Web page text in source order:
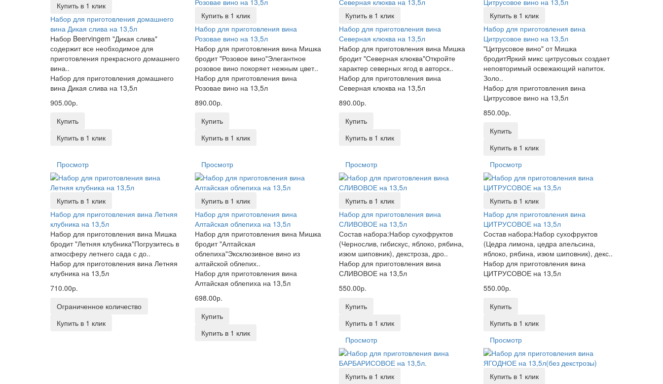
Купить в 1 клик
Набор для приготовления домашнего
вина Дикая слива на 13,5л
Набор Beervingem "Дикая слива"
содержит все необходимое для
приготовления прекрасного домашнего
вина..
Набор для приготовления домашнего
вина Дикая слива на 13,5л
905.00р.
Купить
Купить в 1 клик
Купить в 1 клик
Набор для приготовления вина
Розовае вино на 13,5л
Набор для приготовления вина Мишка
бродит "Розовое вино"Элегантное
розовое вино покоряет нежным цвет..
Набор для приготовления вина
Розовае вино на 13,5л
890.00р.
Купить
Купить в 1 клик
Купить в 1 клик
Набор для приготовления вина
Северная клюква на 13,5л
Набор для приготовления вина Мишка
бродит "Северная клюква"Откройте
характер северных ягод в авторск..
Набор для приготовления вина
Северная клюква на 13,5л
890.00р.
Купить
Купить в 1 клик
Купить в 1 клик
Набор для приготовления вина
Цитрусовое вино на 13,5л
"Цитрусовое вино" от Мишка
бродитЯркий микс цитрусовых создает
неповторимый освежающий напиток.
Золо..
Набор для приготовления вина
Цитрусовое вино на 13,5л
850.00р.
Купить
Купить в 1 клик
Просмотр
Купить в 1 клик
Набор для приготовления вина Летняя
клубника на 13,5л
Набор для приготовления вина Мишка
бродит "Летняя клубника"Погрузитесь в
атмосферу летнего сада с до..
Набор для приготовления вина Летняя
клубника на 13,5л
710.00р.
Ограниченное количество
Купить в 1 клик
Просмотр
Купить в 1 клик
Набор для приготовления вина
Алтайская облепиха на 13,5л
Набор для приготовления вина Мишка
бродит "Алтайская
облепиха"Эксклюзивное вино из
алтайской облепих..
Набор для приготовления вина
Алтайская облепиха на 13,5л
698.00р.
Купить
Купить в 1 клик
Просмотр
Купить в 1 клик
Набор для приготовления вина
СЛИВОВОЕ на 13,5л
Состав набора:Набор сухофруктов
(Чернослив, гибискус, яблоко, рябина,
изюм шиповник), декстроза, дро..
Набор для приготовления вина
СЛИВОВОЕ на 13,5л
550.00р.
Купить
Купить в 1 клик
Просмотр
Купить в 1 клик
Набор для приготовления вина
ЦИТРУСОВОЕ на 13,5л
Состав набора:Набор сухофруктов
(Цедра лимона, цедра апельсина,
яблоко, рябина, изюм шиповник), декс..
Набор для приготовления вина
ЦИТРУСОВОЕ на 13,5л
550.00р.
Купить
Купить в 1 клик
Просмотр
Купить в 1 клик
Просмотр
Купить в 1 клик